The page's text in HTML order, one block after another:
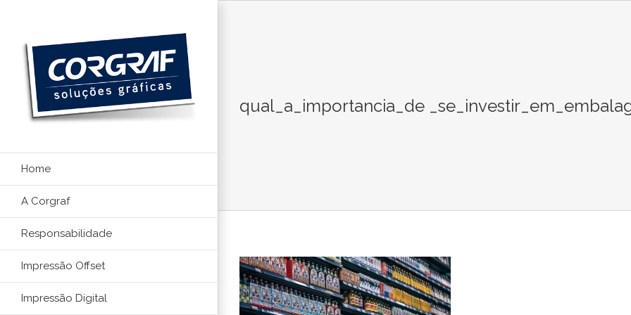
conteúdo
Home
A Corgraf
Responsabilidade
Impressão Offset
Impressão Digital
qual_a_importancia_de